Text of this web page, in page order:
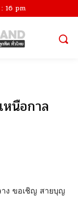
16 pm
หนือกาล
ง ขอเชิญ สายบุญ